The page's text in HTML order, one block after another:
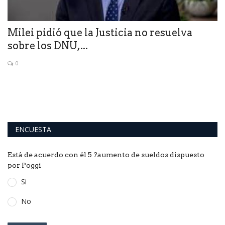
Milei pidió que la Justicia no resuelva
sobre los DNU,...
0
ENCUESTA
Está de acuerdo con él 5 ?aumento de sueldos dispuesto
por Poggi
Si
No